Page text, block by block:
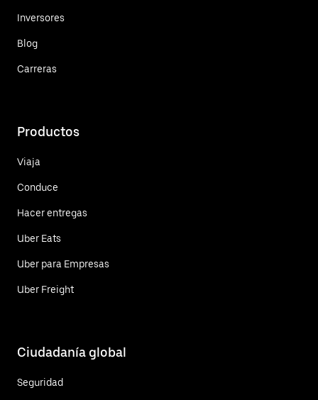
Inversores
Blog
Carreras
Productos
Viaja
Conduce
Hacer entregas
Uber Eats
Uber para Empresas
Uber Freight
Ciudadanía global
Seguridad